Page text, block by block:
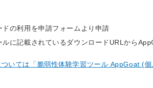
ドの利用を申請フォームより申請
ルに記載されているダウンロードURLから
いては「脆弱性体験学習ツール AppGoat (個